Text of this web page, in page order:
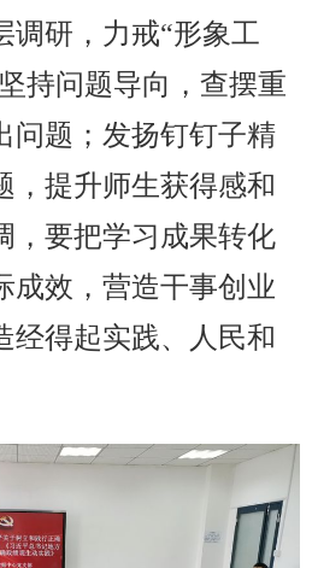
调研，力戒“形象工
持问题导向，查摆重
问题；发扬钉钉子精
，提升师生获得感和
，要把学习成果转化
成效，营造干事创业
经得起实践、人民和